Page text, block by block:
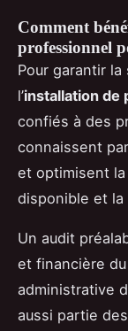
Comment
professionnel
Pour garantir
l’installation de
confiés à des
connaissent
et optimisent la
disponible et la
Un audit
et financière
administrative
aussi partie